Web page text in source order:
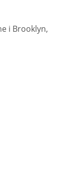
i Brooklyn,